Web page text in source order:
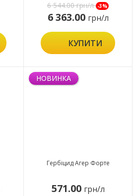
6 544.00грн/л -3%
6 363.00 грн/л
КУПИТИ
НОВИНКА
Гербіцид Агер Форте
571.00 грн/л